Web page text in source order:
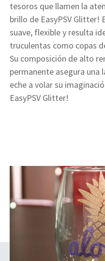
tesoros que llamen la
brillo de EasyPSV Glitter!
suave, flexible y resulta
truculentas como copas
Su composición de alto
permanente asegura una
eche a volar su
EasyPSV Glitter!